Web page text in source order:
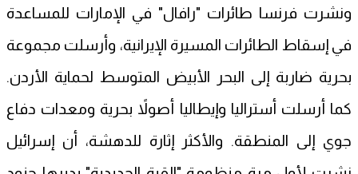
ونشرت فرنسا طائرات "رافال" في الإمارات للمساعدة
في إسقاط الطائرات المسيرة الإيرانية، وأرسلت مجموعة
بحرية ضاربة إلى البحر الأبيض المتوسط لحماية الأردن.
كما أرسلت أستراليا وإيطاليا أصولاً بحرية ومعدات دفاع
جوي إلى المنطقة. والأكثر إثارة للدهشة، أن إسرائيل